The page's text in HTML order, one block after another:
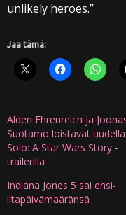
unlikely heroes.”
Jaa tämä:
Alden Ehrenreich ja
Suotamo loistavat uudella
Solo: A Star Wars Story -
trailerilla
Indiana Jones 5 sai ensi-
iltapäivämääränsä